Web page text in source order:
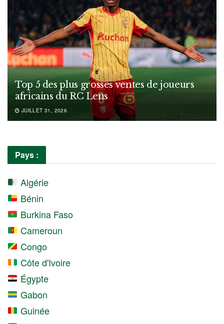
Top 5 des plus grosses ventes de joueurs
africains du RC Lens
JUILLET 31, 2026
Pays :
Algérie
Bénin
Burkina Faso
Cameroun
Congo
Côte d'Ivoire
Égypte
Gabon
Guinée